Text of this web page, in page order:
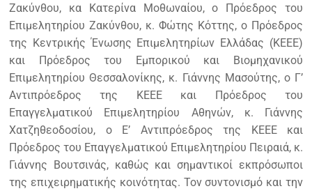
Ζακύνθου, κα Κατερίνα Μοθωναίου, ο Πρόεδρος του
Επιμελητηρίου Ζακύνθου, κ. Φώτης Κόττης, ο Πρόεδρος
της Κεντρικής Ένωσης Επιμελητηρίων Ελλάδας (ΚΕΕΕ)
και Πρόεδρος του Εμπορικού και Βιομηχανικού
Επιμελητηρίου Θεσσαλονίκης, κ. Γιάννης Μασούτης, ο Γ’
Αντιπρόεδρος της ΚΕΕΕ και Πρόεδρος του
Επαγγελματικού Επιμελητηρίου Αθηνών, κ. Γιάννης
Χατζηθεοδοσίου, ο Ε’ Αντιπρόεδρος της ΚΕΕΕ και
Πρόεδρος του Επαγγελματικού Επιμελητηρίου Πειραιά, κ.
Γιάννης Βουτσινάς, καθώς και σημαντικοί εκπρόσωποι
της επιχειρηματικής κοινότητας. Τον συντονισμό και την